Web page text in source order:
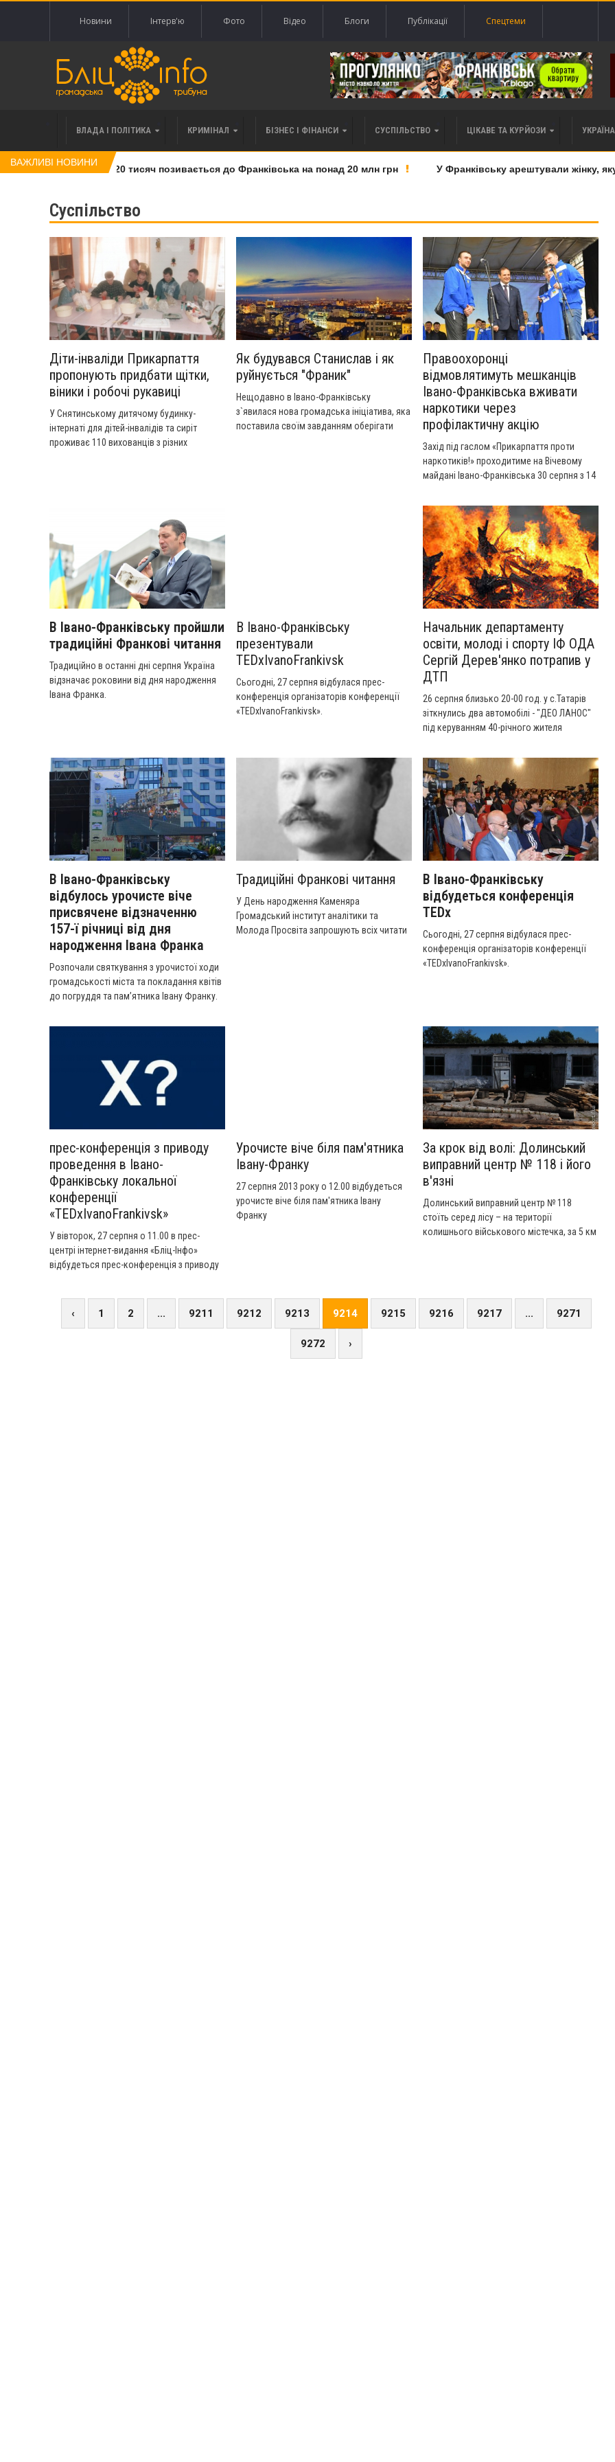
Новини Інтерв'ю Фото Відео Блоги Публікації Спецтеми
ВЛАДА І ПОЛІТИКА КРИМІНАЛ БІЗНЕС І ФІНАНСИ СУСПІЛЬСТВО ЦІКАВЕ ТА КУРЙОЗИ
ВАЖЛИВІ НОВИНИ
права вимоги за 120 тисяч позивається до Франківська на понад 20 млн грн У Франківську арештували жінку, яку
Суспільство
Діти-інваліди Прикарпаття
пропонують придбати щітки,
віники і робочі рукавиці
У Снятинському дитячому будинку-
інтернаті для дітей-інвалідів та сиріт
проживає 110 вихованців з різних
Як будувався Станислав і як
руйнується "Франик"
Нещодавно в Івано-Франківську
з`явилася нова громадська ініціатива, яка
поставила своїм завданням оберігати
Правоохоронці
відмовлятимуть мешканців
Івано-Франківська вживати
наркотики через
профілактичну акцію
Захід під гаслом «Прикарпаття проти
наркотиків!» проходитиме на Вічевому
майдані Івано-Франківська 30 серпня з 14
В Івано-Франківську пройшли
традиційні Франкові читання
Традиційно в останні дні серпня Україна
відзначає роковини від дня народження
Івана Франка.
В Івано-Франківську
презентували
TEDxIvanoFrankivsk
Сьогодні, 27 серпня відбулася прес-
конференція організаторів конференції
«TEDxIvanoFrankivsk».
Начальник департаменту
освіти, молоді і спорту ІФ ОДА
Сергій Дерев'янко потрапив у
ДТП
26 серпня близько 20-00 год. у с.Татарів
зіткнулись два автомобілі - "ДЕО ЛАНОС"
під керуванням 40-річного жителя
дорозі "Мукачево-Львів" та виїхав на
зустрічну смугу ,де допустив зіткнення з
автомобілем "НІСАН АЛЬМЕРА" під
керуванням 53-річного жителя м.Івано-
Франківська, начальника департаменту
освіти молоді і спорту
облдержадміністрації.
В Івано-Франківську
відбулось урочисте віче
присвячене відзначенню
157-ї річниці від дня
народження Івана Франка
Розпочали святкування з урочистої ходи
громадськості міста та покладання квітів
до погруддя та пам’ятника Івану Франку.
Традиційні Франкові читання
У День народження Каменяра
Громадський інститут аналітики та
Молода Просвіта запрошують всіх читати
В Івано-Франківську
відбудеться конференція
TEDx
Сьогодні, 27 серпня відбулася прес-
конференція організаторів конференції
«TEDxIvanoFrankivsk».
прес-конференція з приводу
проведення в Івано-
Франківську локальної
конференції
«TEDxIvanoFrankivsk»
У вівторок, 27 серпня о 11.00 в прес-
центрі інтернет-видання «Бліц-Інфо»
відбудеться прес-конференція з приводу
«TEDxIvanoFrankivsk».
Урочисте віче біля пам'ятника
Івану-Франку
27 серпня 2013 року о 12.00 відбудеться
урочисте віче біля пам'ятника Івану
Франку
За крок від волі: Долинський
виправний центр № 118 і його
в'язні
Долинський виправний центр № 118
стоїть серед лісу – на території
колишнього військового містечка, за 5 км
котрі, як кажуть офіційною мовою, –
‹ 1 2 ... 9211 9212 9213 9214 9215 9216 9217 ... 9271
9272 ›